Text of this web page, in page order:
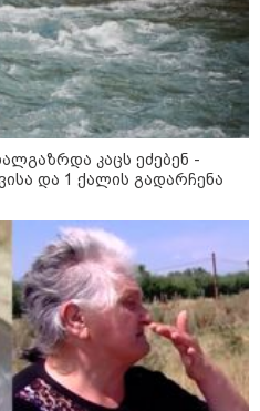
"ინოვაციები
FIFA-ს 2026 წლის
კაცს ეძებენ -
და 1 ქალის გადარჩენა